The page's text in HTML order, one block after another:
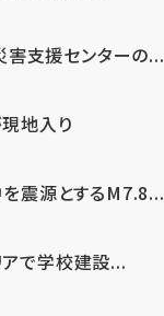
害支援センターの...
地入り
震源とするM7.8...
で学校建設...